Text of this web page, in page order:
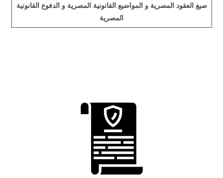
صيغ العقود المصرية و المواضيع القانونية المصرية و الدفوع القانونية
المصرية